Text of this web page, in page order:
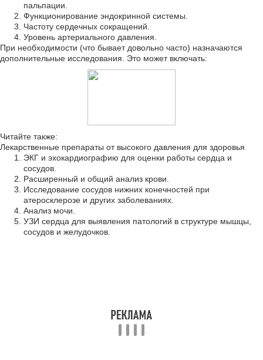
пальпации.
Функционирование эндокринной системы.
Частоту сердечных сокращений.
Уровень артериального давления.
При необходимости (что бывает довольно часто) назначаются
дополнительные исследования. Это может включать:
Читайте также:
Лекарственные препараты от высокого давления для здоровья
ЭКГ и эхокардиографию для оценки работы сердца и
сосудов.
Расширенный и общий анализ крови.
Исследование сосудов нижних конечностей при
атеросклерозе и других заболеваниях.
Анализ мочи.
УЗИ сердца для выявления патологий в структуре мышцы,
сосудов и желудочков.